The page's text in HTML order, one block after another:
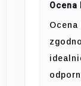
Ocena